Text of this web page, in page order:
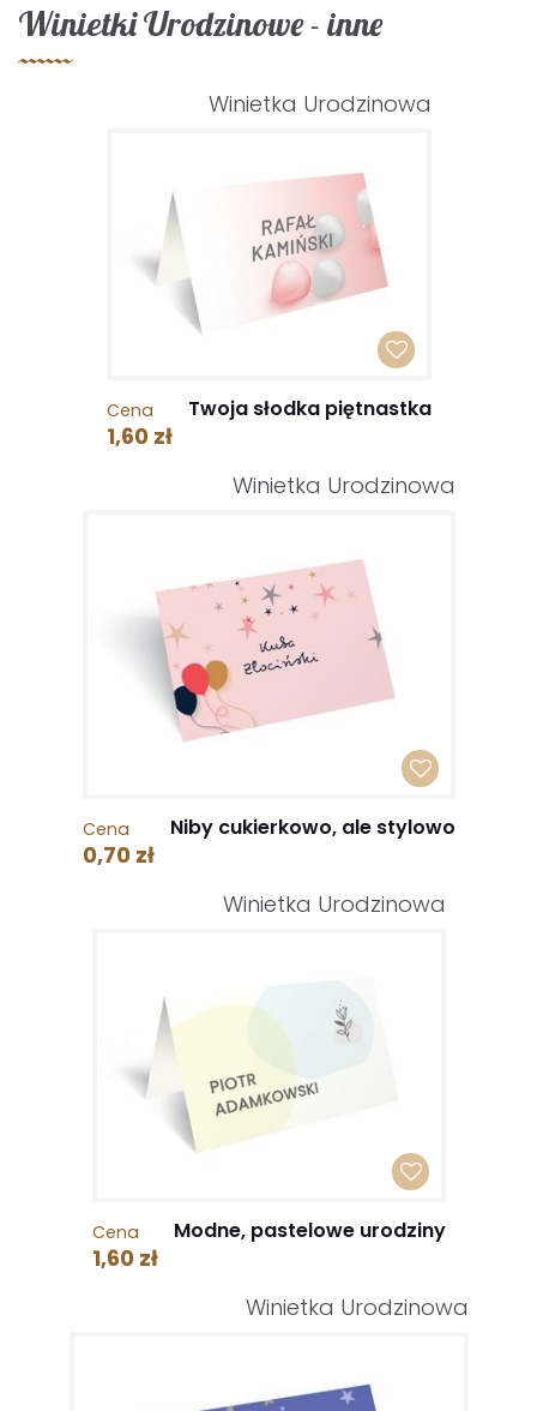
Winietki Urodzinowe - inne
Winietka Urodzinowa
Cena
1,60 zł
Twoja słodka piętnastka
Winietka Urodzinowa
Cena
0,70 zł
Niby cukierkowo, ale stylowo
Winietka Urodzinowa
Cena
1,60 zł
Modne, pastelowe urodziny
Winietka Urodzinowa